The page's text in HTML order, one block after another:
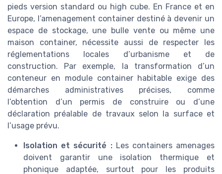
pieds version standard ou high cube. En France et en
Europe, l’amenagement container destiné à devenir un
espace de stockage, une bulle vente ou même une
maison container, nécessite aussi de respecter les
réglementations locales d’urbanisme et de
construction. Par exemple, la transformation d’un
conteneur en module container habitable exige des
démarches administratives précises, comme
l’obtention d’un permis de construire ou d’une
déclaration préalable de travaux selon la surface et
l’usage prévu.
Isolation et sécurité :Les containers amenages
doivent garantir une isolation thermique et
phonique adaptée, surtout pour les produits